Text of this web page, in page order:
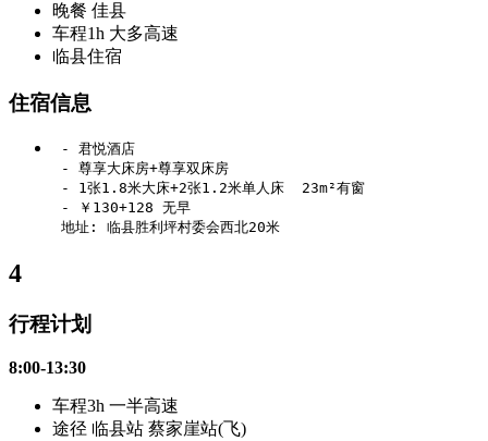
晚餐 佳县
车程1h 大多高速
临县住宿
住宿信息
- 君悦酒店
- 尊享大床房+尊享双床房
- 1张1.8米大床+2张1.2米单人床  23m²有窗
- ￥130+128 无早
4
行程计划
8:00-13:30
车程3h 一半高速
途径 临县站 蔡家崖站(飞)